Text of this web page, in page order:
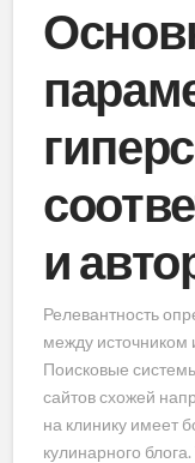
и
Релевантность
между источником
Поисковые
сайтов схожей
на клинику имеет
кулинарного